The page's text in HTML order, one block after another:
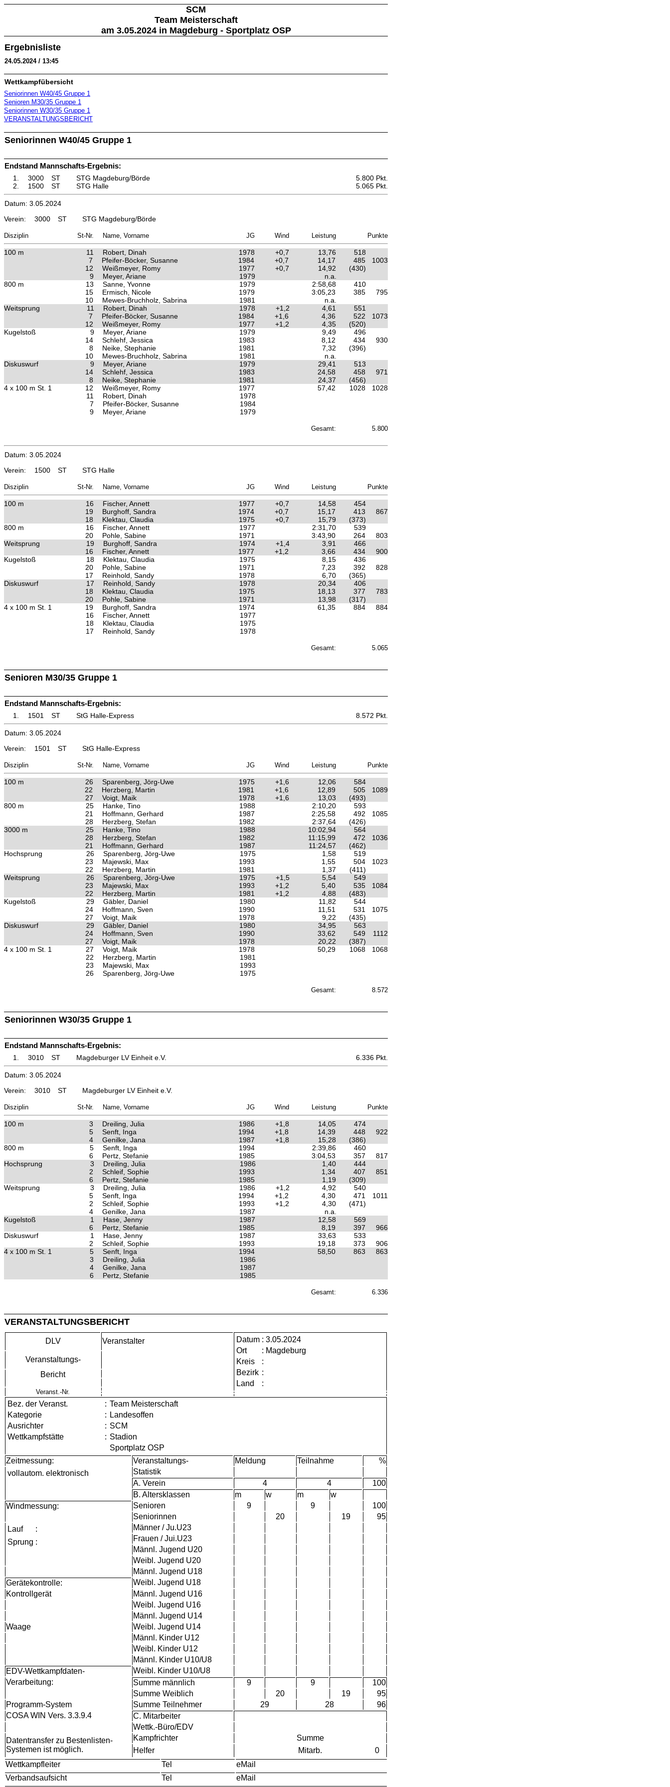
SCM
Team Meisterschaft
am 3.05.2024 in Magdeburg - Sportplatz OSP
Ergebnisliste
24.05.2024 / 13:45
Wettkampfübersicht
Seniorinnen W40/45 Gruppe 1
Senioren M30/35 Gruppe 1
Seniorinnen W30/35 Gruppe 1
VERANSTALTUNGSBERICHT
Seniorinnen W40/45 Gruppe 1
Endstand Mannschafts-Ergebnis:
1. 3000 ST STG Magdeburg/Börde
5.800 Pkt.
2.
1500 ST STG Halle 5.065 Pkt.
Datum: 3.05.2024
Verein:
3000 ST STG Magdeburg/Börde
Disziplin St-Nr. Name, Vorname JG Wind Leistung Punkte
100 m 11 Robert, Dinah 1978 +0,7 13,76
518
7
Pfeifer-Böcker, Susanne 1984 +0,7 14,17 485
1003
12
Weißmeyer, Romy 1977 +0,7 14,92
(430)
9
Meyer, Ariane 1979
n.a.
800 m
13 Sanne, Yvonne 1979 2:58,68
410
15
Ermisch, Nicole 1979 3:05,23 385
795
10
Mewes-Bruchholz, Sabrina 1981
n.a.
Weitsprung
11 Robert, Dinah 1978 +1,2 4,61
551
7
Pfeifer-Böcker, Susanne 1984 +1,6 4,36 522
1073
12
Weißmeyer, Romy 1977 +1,2 4,35
(520)
Kugelstoß
9 Meyer, Ariane 1979 9,49
496
14
Schlehf, Jessica 1983 8,12 434
930
8
Neike, Stephanie 1981 7,32
(396)
10
Mewes-Bruchholz, Sabrina 1981
n.a.
Diskuswurf
9 Meyer, Ariane 1979 29,41
513
14
Schlehf, Jessica 1983 24,58 458
971
8
Neike, Stephanie 1981 24,37
(456)
4 x 100 m St. 1
12 Weißmeyer, Romy 1977 57,42 1028
1028
11
Robert, Dinah
1978
7
Pfeifer-Böcker, Susanne
1984
9
Meyer, Ariane 1979
Gesamt: 5.800
Datum: 3.05.2024
Verein:
1500 ST STG Halle
Disziplin St-Nr. Name, Vorname JG Wind Leistung Punkte
100 m 16 Fischer, Annett 1977 +0,7 14,58
454
19
Burghoff, Sandra 1974 +0,7 15,17 413
867
18
Klektau, Claudia 1975 +0,7 15,79
(373)
800 m
16 Fischer, Annett 1977 2:31,70
539
20
Pohle, Sabine 1971 3:43,90 264
803
Weitsprung
19 Burghoff, Sandra 1974 +1,4 3,91
466
16
Fischer, Annett 1977 +1,2 3,66 434
900
Kugelstoß
18 Klektau, Claudia 1975 8,15
436
20
Pohle, Sabine 1971 7,23 392
828
17
Reinhold, Sandy 1978 6,70
(365)
Diskuswurf
17 Reinhold, Sandy 1978 20,34
406
18
Klektau, Claudia 1975 18,13 377
783
20
Pohle, Sabine 1971 13,98
(317)
4 x 100 m St. 1
19 Burghoff, Sandra 1974 61,35 884
884
16
Fischer, Annett
1977
18
Klektau, Claudia
1975
17
Reinhold, Sandy 1978
Gesamt: 5.065
Senioren M30/35 Gruppe 1
Endstand Mannschafts-Ergebnis:
1. 1501 ST StG Halle-Express 8.572 Pkt.
Datum: 3.05.2024
Verein:
1501 ST StG Halle-Express
Disziplin St-Nr. Name, Vorname JG Wind Leistung Punkte
100 m 26 Sparenberg, Jörg-Uwe 1975 +1,6 12,06
584
22
Herzberg, Martin 1981 +1,6 12,89 505
1089
27
Voigt, Maik 1978 +1,6 13,03
(493)
800 m
25 Hanke, Tino 1988 2:10,20
593
21
Hoffmann, Gerhard 1987 2:25,58 492
1085
28
Herzberg, Stefan 1982 2:37,64
(426)
3000 m
25 Hanke, Tino 1988 10:02,94
564
28
Herzberg, Stefan 1982 11:15,99 472
1036
21
Hoffmann, Gerhard 1987 11:24,57
(462)
Hochsprung
26 Sparenberg, Jörg-Uwe 1975 1,58
519
23
Majewski, Max 1993 1,55 504
1023
22
Herzberg, Martin 1981 1,37
(411)
Weitsprung
26 Sparenberg, Jörg-Uwe 1975 +1,5 5,54
549
23
Majewski, Max 1993 +1,2 5,40 535
1084
22
Herzberg, Martin 1981 +1,2 4,88
(483)
Kugelstoß
29 Gäbler, Daniel 1980 11,82
544
24
Hoffmann, Sven 1990 11,51 531
1075
27
Voigt, Maik 1978 9,22
(435)
Diskuswurf
29 Gäbler, Daniel 1980 34,95
563
24
Hoffmann, Sven 1990 33,62 549
1112
27
Voigt, Maik 1978 20,22
(387)
4 x 100 m St. 1
27 Voigt, Maik 1978 50,29 1068
1068
22
Herzberg, Martin
1981
23
Majewski, Max
1993
26
Sparenberg, Jörg-Uwe 1975
Gesamt: 8.572
Seniorinnen W30/35 Gruppe 1
Endstand Mannschafts-Ergebnis:
1. 3010 ST Magdeburger LV Einheit e.V. 6.336 Pkt.
Datum: 3.05.2024
Verein:
3010 ST Magdeburger LV Einheit e.V.
Disziplin St-Nr. Name, Vorname JG Wind Leistung Punkte
100 m 3 Dreiling, Julia 1986 +1,8 14,05
474
5
Senft, Inga 1994 +1,8 14,39 448
922
4
Genilke, Jana 1987 +1,8 15,28
(386)
800 m
5 Senft, Inga 1994 2:39,86
460
6
Pertz, Stefanie 1985 3:04,53 357
817
Hochsprung
3 Dreiling, Julia 1986 1,40
444
2
Schleif, Sophie 1993 1,34 407
851
6
Pertz, Stefanie 1985 1,19
(309)
Weitsprung
3 Dreiling, Julia 1986 +1,2 4,92
540
5
Senft, Inga 1994 +1,2 4,30 471
1011
2
Schleif, Sophie 1993 +1,2 4,30
(471)
4
Genilke, Jana 1987
n.a.
Kugelstoß
1 Hase, Jenny 1987 12,58
569
6
Pertz, Stefanie 1985 8,19 397
966
Diskuswurf
1 Hase, Jenny 1987 33,63
533
2
Schleif, Sophie 1993 19,18 373
906
4 x 100 m St. 1
5 Senft, Inga 1994 58,50 863
863
3
Dreiling, Julia
1986
4
Genilke, Jana
1987
6
Pertz, Stefanie 1985
Gesamt: 6.336
VERANSTALTUNGSBERICHT
DLV Veranstalter Datum : 3.05.2024
Ort
: Magdeburg
Kreis
:
Bezirk :
Land
:
Veranstaltungs-
Bericht
Veranst.-Nr.
Bez. der Veranst. : Team Meisterschaft
Kategorie
: Landesoffen
Ausrichter
: SCM
Wettkampfstätte
: Stadion
Sportplatz OSP
Zeitmessung:
Veranstaltungs- Meldung Teilnahme
%
vollautom. elektronisch
Statistik
A. Verein
4 4
100
B. Altersklassen
m w m
w
Windmessung:
Senioren 9 9
100
Seniorinnen
20 19
95
Lauf
:
Sprung :
Männer / Ju.U23
Frauen / Jui.U23
Männl. Jugend U20
Weibl. Jugend U20
Männl. Jugend U18
Gerätekontrolle:
Weibl. Jugend U18
Kontrollgerät
Männl. Jugend U16
Weibl. Jugend U16
Männl. Jugend U14
Waage
Weibl. Jugend U14
Männl. Kinder U12
Weibl. Kinder U12
Männl. Kinder U10/U8
EDV-Wettkampfdaten-
Weibl. Kinder U10/U8
Verarbeitung:
Summe männlich 9 9
100
Summe Weiblich
20 19
95
Programm-System
Summe Teilnehmer 29 28
96
COSA WIN Vers. 3.3.9.4
C. Mitarbeiter
Wettk.-Büro/EDV
Datentransfer zu Bestenlisten-
Systemen ist möglich.
Kampfrichter
Summe
Helfer
Mitarb.
0
Wettkampfleiter
Tel
eMail
Verbandsaufsicht
Tel eMail